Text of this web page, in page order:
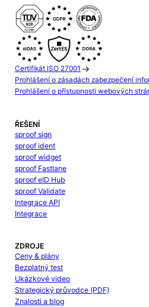
Certifikát ISO 27001
Prohlášení o zásadách zabezpečení
Prohlášení o přístupnosti webových
ŘEŠENÍ
sproof sign
sproof ident
sproof widget
sproof Fastlane
sproof eID Hub
sproof Validate
Integrace API
Integrace
ZDROJE
Ceny & plány
Bezplatný test
Ukázkové video
Strategický průvodce (PDF)
Znalosti a blog